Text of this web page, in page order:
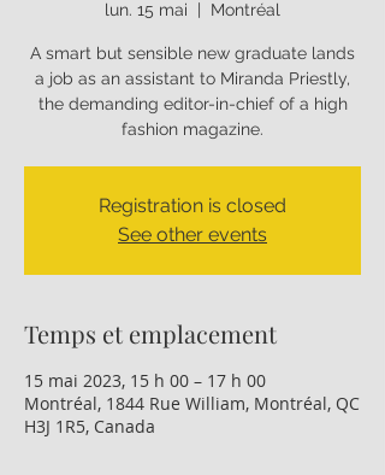
lun. 15 mai Montréal
A smart but sensible new graduate lands
a job as an assistant to Miranda Priestly,
the demanding editor-in-chief of a high
fashion magazine.
Registration is closed
See other events
Temps et emplacement
15 mai 2023, 15 h 00 – 17 h 00
Montréal, 1844 Rue William, Montréal, QC
H3J 1R5, Canada